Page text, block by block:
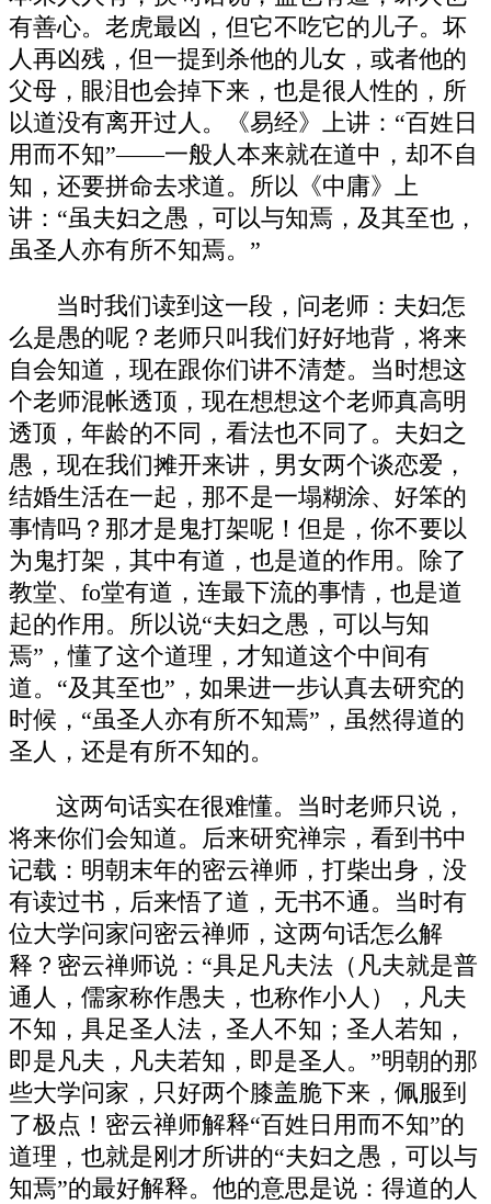
有善心。老虎最凶，但它不吃它的儿子。坏
人再凶残，但一提到杀他的儿女，或者他的
父母，眼泪也会掉下来，也是很人性的，所
以道没有离开过人。《易经》上讲：“百姓日
用而不知”——一般人本来就在道中，却不自
知，还要拼命去求道。所以《中庸》上
讲：“虽夫妇之愚，可以与知焉，及其至也，
虽圣人亦有所不知焉。”
当时我们读到这一段，问老师：夫妇怎
么是愚的呢？老师只叫我们好好地背，将来
自会知道，现在跟你们讲不清楚。当时想这
个老师混帐透顶，现在想想这个老师真高明
透顶，年龄的不同，看法也不同了。夫妇之
愚，现在我们摊开来讲，男女两个谈恋爱，
结婚生活在一起，那不是一塌糊涂、好笨的
事情吗？那才是鬼打架呢！但是，你不要以
为鬼打架，其中有道，也是道的作用。除了
教堂、fo堂有道，连最下流的事情，也是道
起的作用。所以说“夫妇之愚，可以与知
焉”，懂了这个道理，才知道这个中间有
道。“及其至也”，如果进一步认真去研究的
时候，“虽圣人亦有所不知焉”，虽然得道的
圣人，还是有所不知的。
这两句话实在很难懂。当时老师只说，
将来你们会知道。后来研究禅宗，看到书中
记载：明朝末年的密云禅师，打柴出身，没
有读过书，后来悟了道，无书不通。当时有
位大学问家问密云禅师，这两句话怎么解
释？密云禅师说：“具足凡夫法（凡夫就是普
通人，儒家称作愚夫，也称作小人），凡夫
不知，具足圣人法，圣人不知；圣人若知，
即是凡夫，凡夫若知，即是圣人。”明朝的那
些大学问家，只好两个膝盖脆下来，佩服到
了极点！密云禅师解释“百姓日用而不知”的
道理，也就是刚才所讲的“夫妇之愚，可以与
知焉”的最好解释。他的意思是说：得道的人